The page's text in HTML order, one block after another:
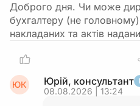
Доброго дня. Чи може
бухгалтеру (не
накладаних та актів
ЮК Юрій, консультант
08.08.2026 | 13:24